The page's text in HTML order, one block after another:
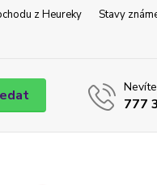
z Heureky
Stavy
777